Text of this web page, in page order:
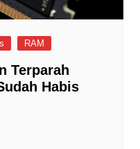
RAM
Terparah
Habis